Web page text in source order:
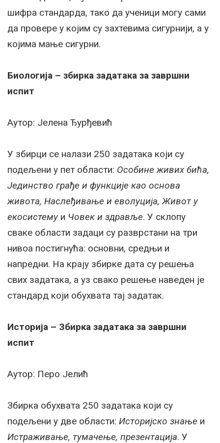
шифра стандарда, тако да ученици могу сами
да провере у којим су захтевима сигурнији, а у
којима мање сигурни.
Биологија – збирка задатака за завршни
испит
Аутор: Јелена Ђурђевић
У збирци се налази 250 задатака који су
подељени у пет области: Особине живих бића,
Јединство грађе и функције као основа
живота, Наслеђивање и еволуција, Живот у
екосистему и Човек и здравље. У склопу
сваке области задаци су разврстани на три
нивоа постигнућа: основни, средњи и
напредни. На крају збирке дата су решења
свих задатака, а уз свако решење наведен је
стандард који обухвата тај задатак.
Историја – Збирка задатака за завршни
испит
Аутор: Перо Јелић
Збирка обухвата 250 задатака који су
подељени у две области: Историјско знање и
Истраживање, тумачење, презентација. У